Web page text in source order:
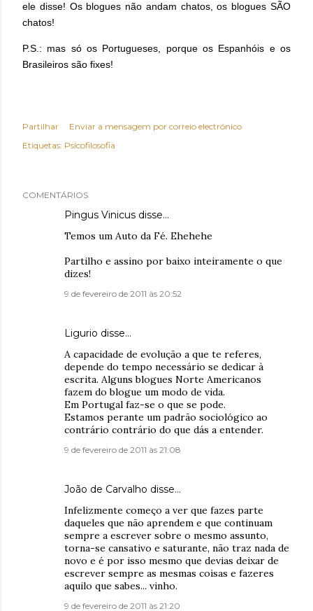
ele disse! Os blogues não andam chatos, os blogues SÃO
chatos!
P.S.: mas só os Portugueses, porque os Espanhóis e os
Brasileiros são fixes!
Partilhar
Enviar a mensagem por correio electrónico
Etiquetas: Psícofilosofia
COMENTÁRIOS
Pingus Vinicus disse…
Temos um Auto da Fé. Ehehehe
Partilho e assino por baixo inteiramente o que
dizes!
9 de fevereiro de 2011 às 20:52
Ligurio disse…
A capacidade de evolução a que te referes,
depende do tempo necessário se dedicar à
escrita. Alguns blogues Norte Americanos
fazem do blogue um modo de vida.
Em Portugal faz-se o que se pode.
Estamos perante um padrão sociológico ao
contrário contrário do que dás a entender.
9 de fevereiro de 2011 às 21:08
João de Carvalho disse…
Infelizmente começo a ver que fazes parte
daqueles que não aprendem e que continuam
sempre a escrever sobre o mesmo assunto,
torna-se cansativo e saturante, não traz nada de
novo e é por isso mesmo que devias deixar de
escrever sempre as mesmas coisas e fazeres
aquilo que sabes... vinho.
9 de fevereiro de 2011 às 21:20